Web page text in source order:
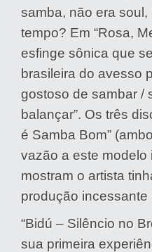
samba, não era
tempo? Em “Rosa,
esfinge sônica que
brasileira do avesso
gostoso de sambar /
balançar”. Os três
é Samba Bom”
vazão a este modelo
mostram o artista
produção
“Bidú – Silêncio no
sua primeira